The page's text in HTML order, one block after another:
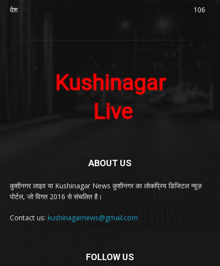
देश
106
ABOUT US
कुशीनगर लाइव या Kushinagar News कुशीनगर का लोकप्रिय डिजिटल न्यूज़
पोर्टल, जो विगत 2016 से संचलित है।
Contact us: kushinagarnews@gmail.com
FOLLOW US